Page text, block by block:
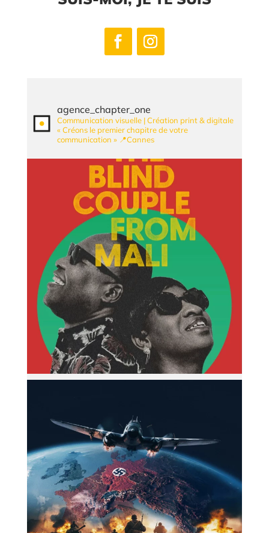
agence_chapter_one
Communication visuelle | Création print & digitale
« Créons le premier chapitre de votre
communication »📍Cannes